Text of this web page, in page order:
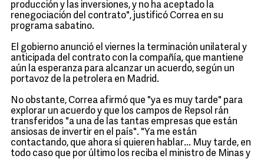
producción y las inversiones, y no ha aceptado la
renegociación del contrato", justificó Correa en su
programa sabatino.
El gobierno anunció el viernes la terminación unilateral y
anticipada del contrato con la compañía, que mantiene
aún la esperanza para alcanzar un acuerdo, según un
portavoz de la petrolera en Madrid.
No obstante, Correa afirmó que "ya es muy tarde" para
explorar un acuerdo y que los campos de Repsol rán
transferidos "a una de las tantas empresas que están
ansiosas de invertir en el país". "Ya me están
contactando, que ahora sí quieren hablar... Muy tarde, en
todo caso que por último los reciba el ministro de Minas y